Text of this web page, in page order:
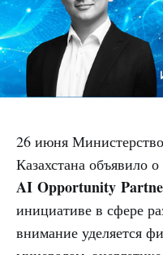
26 июня
Казахстана объявило о
AI Opportunity
инициативе в сфере
внимание уделяется